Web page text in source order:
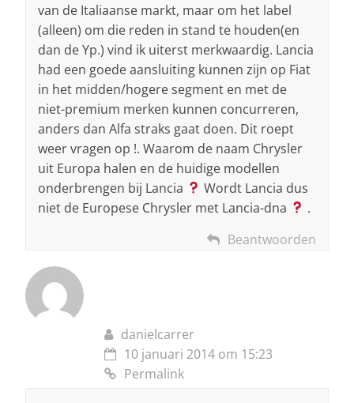
van de Italiaanse markt, maar om het label
(alleen) om die reden in stand te houden(en
dan de Yp.) vind ik uiterst merkwaardig. Lancia
had een goede aansluiting kunnen zijn op Fiat
in het midden/hogere segment en met de
niet-premium merken kunnen concurreren,
anders dan Alfa straks gaat doen. Dit roept
weer vragen op !. Waarom de naam Chrysler
uit Europa halen en de huidige modellen
onderbrengen bij Lancia
Wordt Lancia dus
niet de Europese Chrysler met Lancia-dna
.
Beantwoorden
danielcarrer
10 januari 2014 om 15:23
Permalink